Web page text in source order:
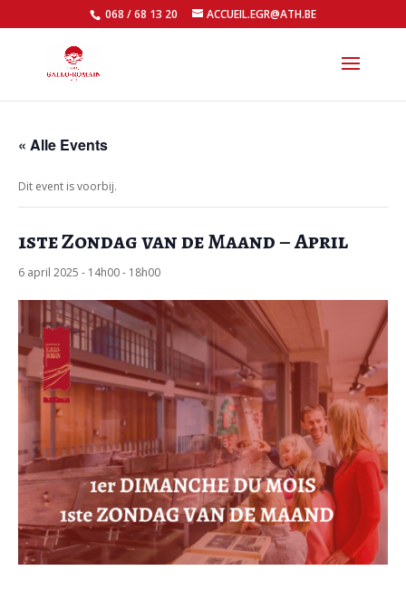
068 / 68 13 20 ACCUEIL.EGR@ATH.BE
« Alle Events
Dit event is voorbij.
1ste Zondag van de Maand – April
6 april 2025 - 14h00- 18h00